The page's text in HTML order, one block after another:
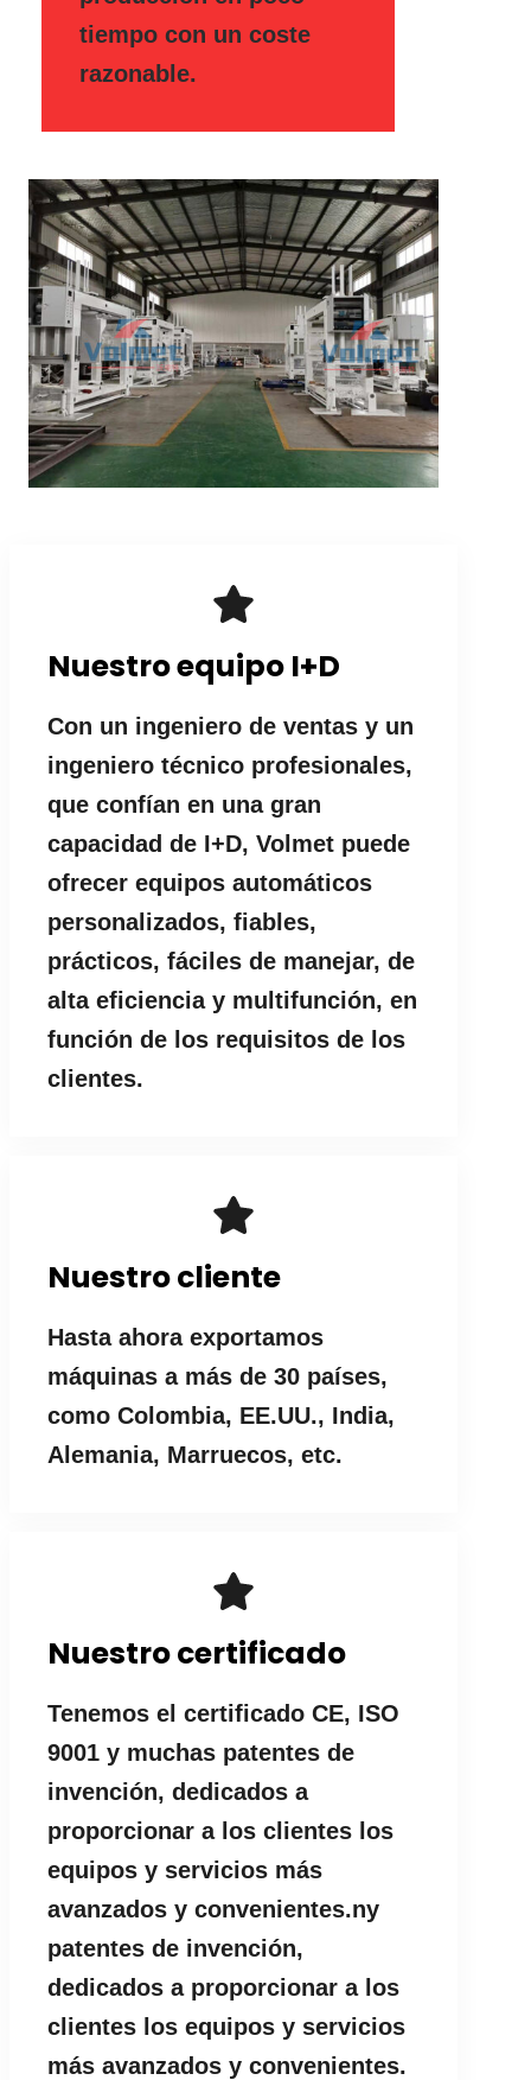
tiempo con un coste
razonable.
Nuestro equipo I+D
Con un ingeniero de ventas y un
ingeniero técnico profesionales,
que confían en una gran
capacidad de I+D, Volmet puede
ofrecer equipos automáticos
personalizados, fiables,
prácticos, fáciles de manejar, de
alta eficiencia y multifunción, en
función de los requisitos de los
clientes.
Nuestro cliente
Hasta ahora exportamos
máquinas a más de 30 países,
como Colombia, EE.UU., India,
Alemania, Marruecos, etc.
Nuestro certificado
Tenemos el certificado CE, ISO
9001 y muchas patentes de
invención, dedicados a
proporcionar a los clientes los
equipos y servicios más
avanzados y convenientes.ny
patentes de invención,
dedicados a proporcionar a los
clientes los equipos y servicios
más avanzados y convenientes.